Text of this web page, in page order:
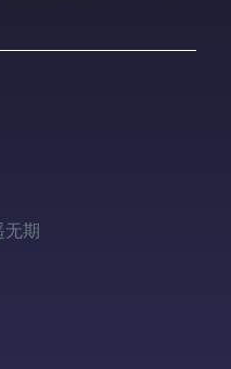
无期